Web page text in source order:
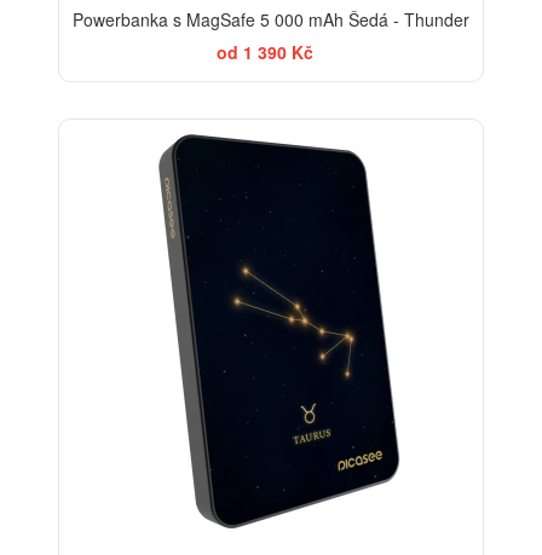
Powerbanka s MagSafe 5 000 mAh Šedá - Thunder
od 1 390 Kč